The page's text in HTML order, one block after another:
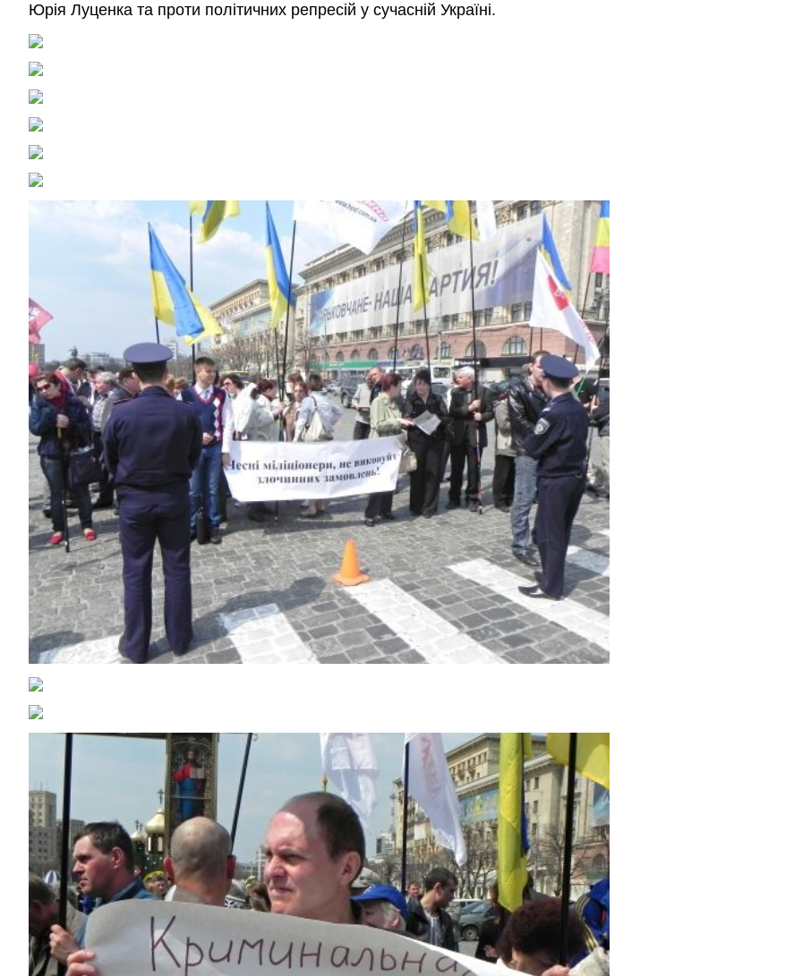
Юрія Луценка та проти політичних репресій у сучасній Україні.